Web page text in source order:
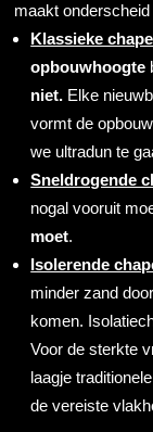
maakt
Klassieke chape
opbouwhoogte
niet. Elke
vormt de
we ultradun te
Sneldrogende
nogal vooruit
moet.
Isolerende
minder zand
komen.
Voor de sterkte
laagje
de vereiste